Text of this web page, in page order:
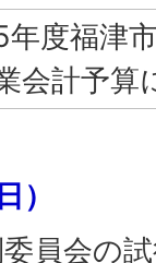
年度福津
会計予算
）
員会の